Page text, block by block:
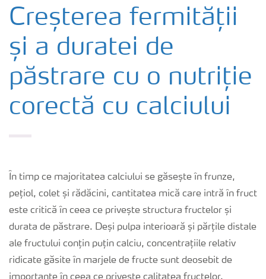
Produse
Unelte și servicii
Creșterea fermității
și a duratei de
păstrare cu o nutriție
corectă cu calciului
În timp ce majoritatea calciului se găsește în frunze,
pețiol, colet și rădăcini, cantitatea mică care intră în fruct
este critică în ceea ce privește structura fructelor și
durata de păstrare. Deși pulpa interioară și părțile distale
ale fructului conțin puțin calciu, concentrațiile relativ
ridicate găsite în marjele de fructe sunt deosebit de